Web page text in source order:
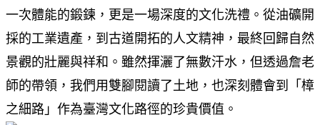
一次體能的鍛鍊，更是一場深度的文化洗禮。從油礦開
採的工業遺產，到古道開拓的人文精神，最終回歸自然
景觀的壯麗與祥和。雖然揮灑了無數汗水，但透過詹老
師的帶領，我們用雙腳閱讀了土地，也深刻體會到「樟
之細路」作為臺灣文化路徑的珍貴價值。